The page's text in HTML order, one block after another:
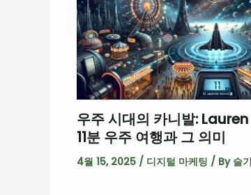
우주 시대의 카니발:
11분 우주 여행과 그 의미
4월 15, 2025 / 디지털 마케팅 / By 슬